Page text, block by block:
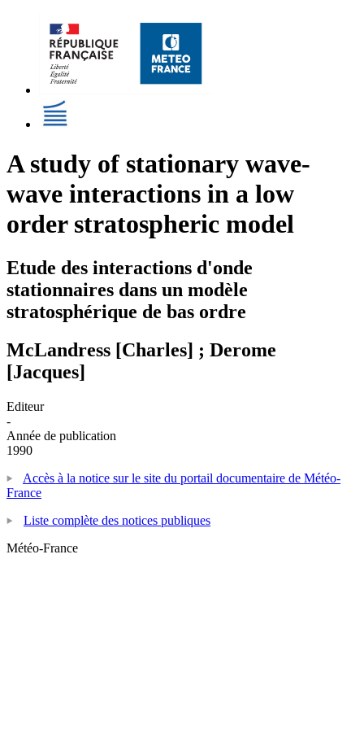
A study of stationary wave-
wave interactions in a low
order stratospheric model
Etude des interactions d'onde
stationnaires dans un modèle
stratosphérique de bas ordre
McLandress [Charles] ; Derome
[Jacques]
Editeur
-
Année de publication
1990
Accès à la notice sur le site du portail documentaire de Météo-
France
Liste complète des notices publiques
Météo-France